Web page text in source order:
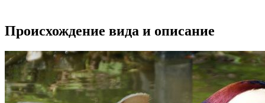
Происхождение вида и описание